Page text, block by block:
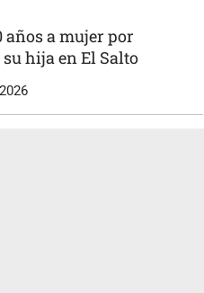
años a mujer por
hija en El Salto